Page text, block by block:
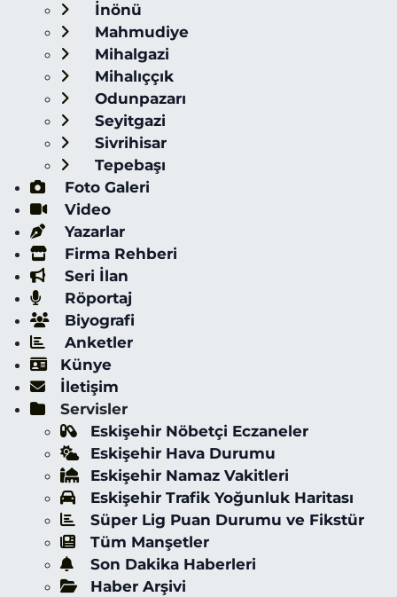
İnönü
Mahmudiye
Mihalgazi
Mihalıççık
Odunpazarı
Seyitgazi
Sivrihisar
Tepebaşı
Foto Galeri
Video
Yazarlar
Firma Rehberi
Seri İlan
Röportaj
Biyografi
Anketler
Künye
İletişim
Servisler
Eskişehir Nöbetçi Eczaneler
Eskişehir Hava Durumu
Eskişehir Namaz Vakitleri
Eskişehir Trafik Yoğunluk Haritası
Süper Lig Puan Durumu ve Fikstür
Tüm Manşetler
Son Dakika Haberleri
Haber Arşivi